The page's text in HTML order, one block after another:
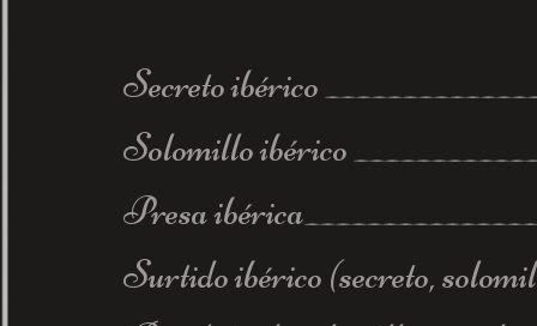
Secreto ibérico
Solomillo ibérico
Presa
Surtido ibérico (secreto,